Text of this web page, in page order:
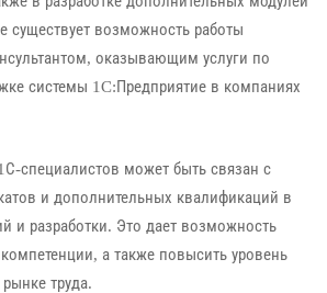
существует возможность работы
оказывающим услуги по
системы 1C:Предприятие в компаниях
специалистов может быть связан с
и дополнительных квалификаций в
и разработки. Это дает возможность
а также повысить уровень
труда.